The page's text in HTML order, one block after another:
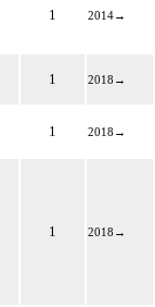
1 2014→
1 2018 →
1 2018 →
1 2018 →